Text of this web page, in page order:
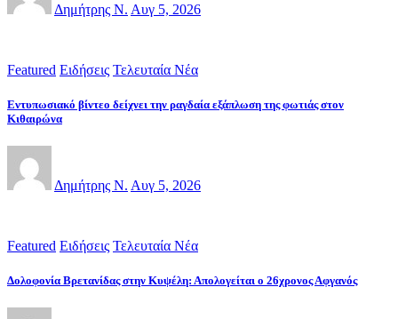
Δημήτρης Ν. Αυγ 5, 2026
Featured Ειδήσεις Τελευταία Νέα
Εντυπωσιακό βίντεο δείχνει την ραγδαία εξάπλωση της φωτιάς στον
Κιθαιρώνα
Δημήτρης Ν. Αυγ 5, 2026
Featured Ειδήσεις Τελευταία Νέα
Δολοφονία Βρετανίδας στην Κυψέλη: Απολογείται ο 26χρονος Αφγανός